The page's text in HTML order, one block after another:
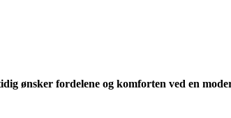
ønsker fordelene og komforten ved en